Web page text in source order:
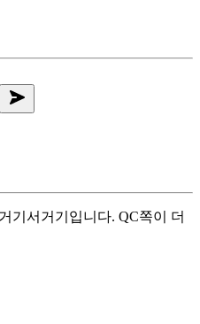
기서거기입니다. QC쪽이 더